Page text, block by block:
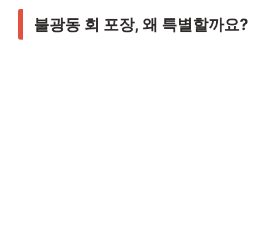
불광동 회 포장, 왜 특별할까요?